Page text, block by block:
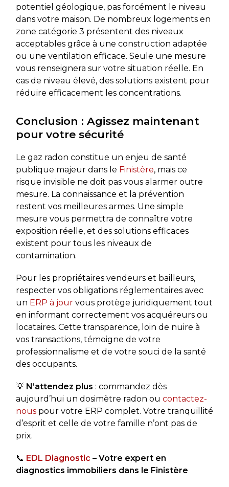
potentiel géologique, pas forcément le niveau
dans votre maison. De nombreux logements en
zone catégorie 3 présentent des niveaux
acceptables grâce à une construction adaptée
ou une ventilation efficace. Seule une mesure
vous renseignera sur votre situation réelle. En
cas de niveau élevé, des solutions existent pour
réduire efficacement les concentrations.
Conclusion : Agissez maintenant
pour votre sécurité
Le gaz radon constitue un enjeu de santé
publique majeur dans le Finistère, mais ce
risque invisible ne doit pas vous alarmer outre
mesure. La connaissance et la prévention
restent vos meilleures armes. Une simple
mesure vous permettra de connaître votre
exposition réelle, et des solutions efficaces
existent pour tous les niveaux de
contamination.
Pour les propriétaires vendeurs et bailleurs,
respecter vos obligations réglementaires avec
un ERP à jourvous protège juridiquement tout
en informant correctement vos acquéreurs ou
locataires. Cette transparence, loin de nuire à
vos transactions, témoigne de votre
professionnalisme et de votre souci de la santé
des occupants.
💡 N’attendez plus : commandez dès
aujourd’hui un dosimètre radon ou contactez-
nouspour votre ERP complet. Votre tranquillité
d’esprit et celle de votre famille n’ont pas de
prix.
📞 EDL Diagnostic – Votre expert en
diagnostics immobiliers dans le Finistère